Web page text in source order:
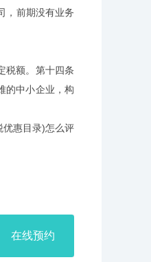
，前期没有业务
税额。第十四条
的中小企业，构
优惠目录)怎么评
在线预约